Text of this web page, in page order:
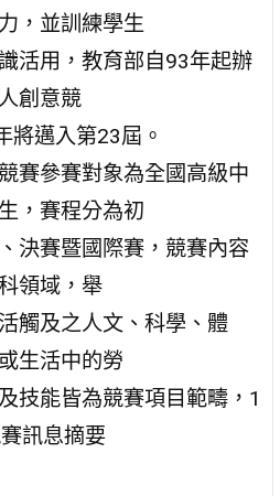
，並訓練學生
活用，教育部自93年起辦
創意競
將邁入第23屆。
賽參賽對象為全國高級中
，賽程分為初
決賽暨國際賽，競賽內容
領域，舉
觸及之人文、科學、體
生活中的勞
技能皆為競賽項目範疇，1
訊息摘要